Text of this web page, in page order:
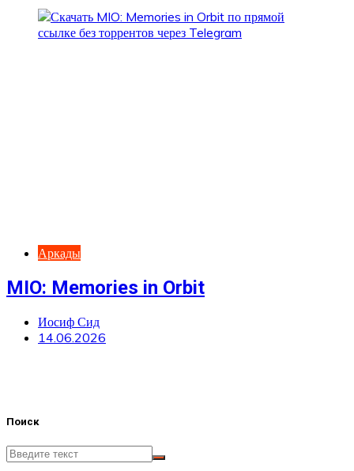
Аркады
MIO: Memories in Orbit
Иосиф Сид
14.06.2026
Поиск